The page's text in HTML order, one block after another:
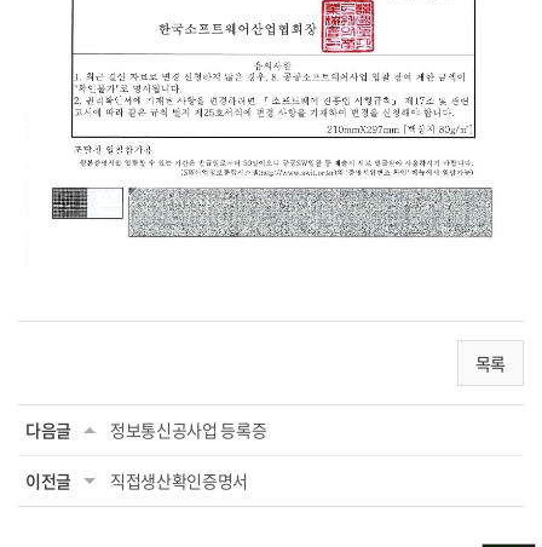
목록
다음글 정보통신공사업 등록증
이전글 직접생산확인증명서